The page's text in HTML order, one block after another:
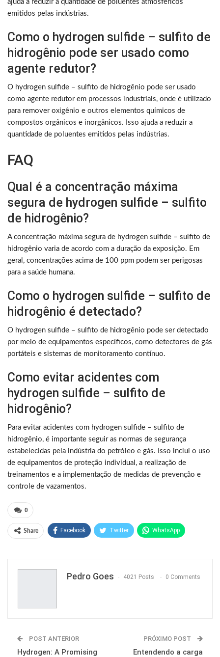
ajuda a reduzir a quantidade de poluentes atmosféricos
emitidos pelas indústrias.
Como o hydrogen sulfide – sulfito de
hidrogênio pode ser usado como
agente redutor?
O hydrogen sulfide – sulfito de hidrogênio pode ser usado
como agente redutor em processos industriais, onde é utilizado
para remover oxigênio e outros elementos químicos de
compostos orgânicos e inorgânicos. Isso ajuda a reduzir a
quantidade de poluentes emitidos pelas indústrias.
FAQ
Qual é a concentração máxima
segura de hydrogen sulfide – sulfito
de hidrogênio?
A concentração máxima segura de hydrogen sulfide – sulfito de
hidrogênio varia de acordo com a duração da exposição. Em
geral, concentrações acima de 100 ppm podem ser perigosas
para a saúde humana.
Como o hydrogen sulfide – sulfito de
hidrogênio é detectado?
O hydrogen sulfide – sulfito de hidrogênio pode ser detectado
por meio de equipamentos específicos, como detectores de gás
portáteis e sistemas de monitoramento contínuo.
Como evitar acidentes com
hydrogen sulfide – sulfito de
hidrogênio?
Para evitar acidentes com hydrogen sulfide – sulfito de
hidrogênio, é importante seguir as normas de segurança
estabelecidas pela indústria do petróleo e gás. Isso inclui o uso
de equipamentos de proteção individual, a realização de
treinamentos e a implementação de medidas de prevenção e
controle de vazamentos.
0
Share Facebook Twitter WhatsApp
Pedro Goes 4021 Posts 0 Comments
POST ANTERIOR
Hydrogen: A Promising
PRÓXIMO POST
Entendendo a carga